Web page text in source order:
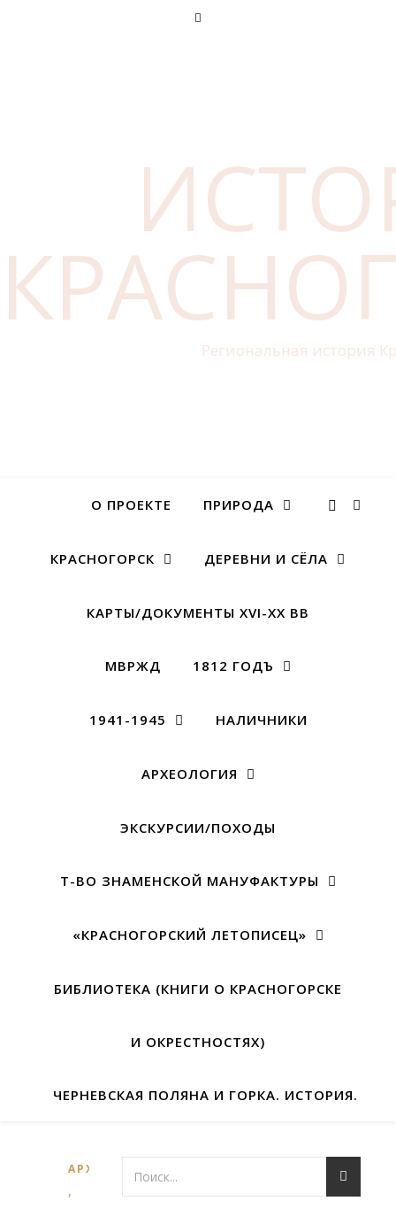
Региональная история
О ПРОЕКТЕ ПРИРОДА
КРАСНОГОРСК ДЕРЕВНИ И СЁЛА
КАРТЫ/ДОКУМЕНТЫ XVI-XX ВВ
МВРЖД 1812 ГОДЪ
1941-1945 НАЛИЧНИКИ
АРХЕОЛОГИЯ
ЭКСКУРСИИ/ПОХОДЫ
Т-ВО ЗНАМЕНСКОЙ МАНУФАКТУРЫ
«КРАСНОГОРСКИЙ ЛЕТОПИСЕЦ»
БИБЛИОТЕКА (КНИГИ О КРАСНОГОРСКЕ
И ОКРЕСТНОСТЯХ)
ЧЕРНЕВСКАЯ ПОЛЯНА И ГОРКА. ИСТОРИЯ.
АРХЕОЛОГИЯ
,